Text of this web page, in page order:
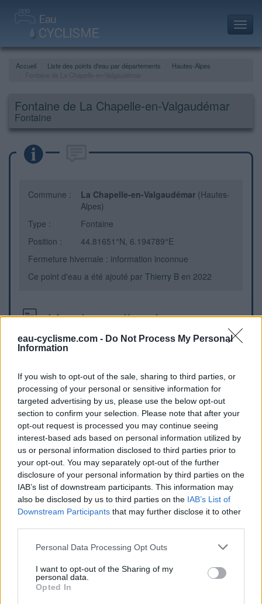
eau-cyclisme.com - Do Not Process My Personal
Information
If you wish to opt-out of the sale, sharing to third parties, or
processing of your personal or sensitive information for
targeted advertising by us, please use the below opt-out
section to confirm your selection. Please note that after your
opt-out request is processed you may continue seeing
interest-based ads based on personal information utilized by
us or personal information disclosed to third parties prior to
your opt-out. You may separately opt-out of the further
disclosure of your personal information by third parties on the
IAB’s list of downstream participants. This information may
also be disclosed by us to third parties on the IAB’s List of
Downstream Participants that may further disclose it to other
Personal Data Processing Opt Outs
I want to opt-out of the Sharing of my
personal data.
Opted In
Accueil Liste des points d'eau par départements
Hautes-Alpes
Fontaine de La Chapelle-en-Valgaudémar
Fontaine
Commune : La Chapelle-en-Valgaudémar (Hautes-
Alpes)
Type :
Fontaine
Position :
44.81651°N, 6.194789°E
Fermeture hivernale : information inconnue
Ce point d'eau a été ajouté par Thierry B en 2022
Informations complémentaires
À côté de l'hôtel du Mont Olan.
Repères visuels
Afficher la carte